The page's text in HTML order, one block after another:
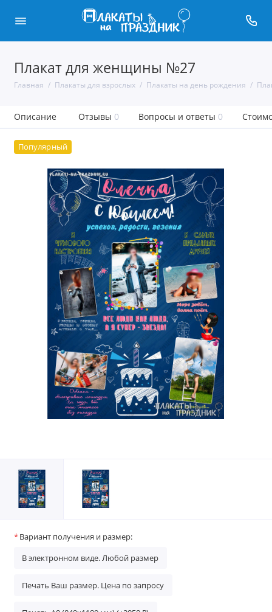
Плакат для женщины №27
Главная Плакаты для взрослых Плакаты на день рождения
Описание Отзывы 0 Вопросы и ответы 0
Популярный
Вариант получения и размер:
В электронном виде. Любой размер
Печать Ваш размер. Цена по запросу